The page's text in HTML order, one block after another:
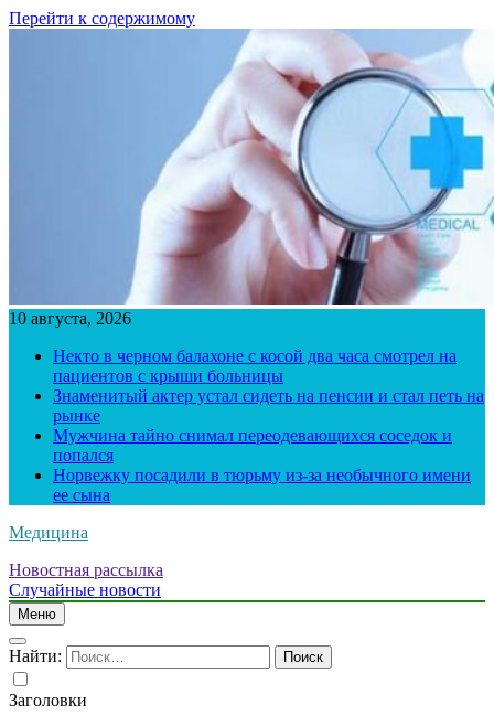
Перейти к содержимому
10 августа, 2026
Некто в черном балахоне с косой два часа смотрел на
пациентов с крыши больницы
Знаменитый актер устал сидеть на пенсии и стал петь на
рынке
Мужчина тайно снимал переодевающихся соседок и
попался
Норвежку посадили в тюрьму из-за необычного имени
ее сына
Медицина
Новостная рассылка
Случайные новости
Меню
Найти:
Заголовки